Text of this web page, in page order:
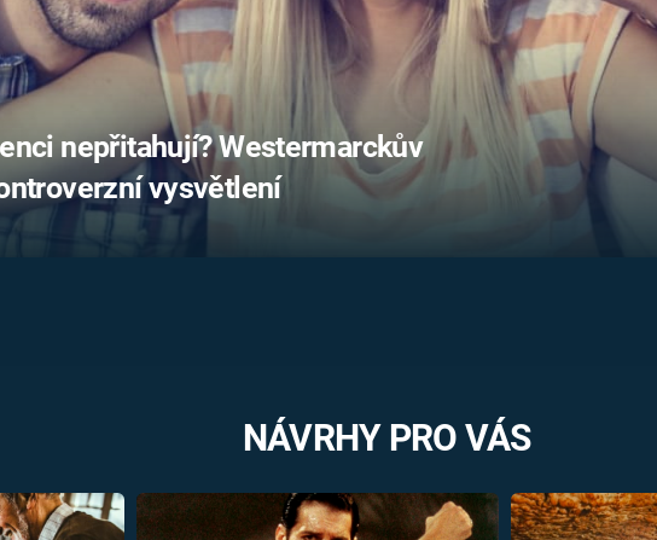
nepřitahují? Westermarckův
vysvětlení
NÁVRHY PRO VÁS